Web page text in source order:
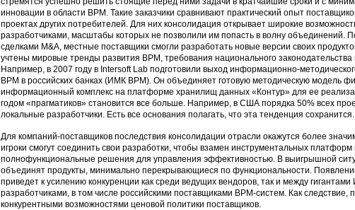
инновации в области ВРМ. Такие заказчики сравнивают практический опыт
проектах других потребителей. Для них консолидация открывает широкие
разработчиками, масштабы которых не позволили им попасть в волну объединений.
сделками M&A, местные поставщики смогли разработать новые версии своих
учтены мировые тренды развития ВРМ, требования национального
Например, в 2007 году в Intersoft Lab подготовили выход информационно-
ВРМ в российских банках (ИМК ВРМ). Он объединяет готовую методическую модель
информационный комплекс на платформе хранилищ данных «Контур» для ее
годом «прагматиков» становится все больше. Например, в США порядка 50% всех
локальные разработчики. Есть все основания полагать, что эта тенденция сохранится.
Для компаний-поставщиков последствия консолидации отрасли окажутся более
игроки смогут соединить свои разработки, чтобы взамен инструментальных платформ
полнофункциональные решения для управления эффективностью. В выигрышной
объединят продукты, минимально перекрывающиеся по функциональности.
приведет к усилению конкуренции как среди ведущих вендоров, так и между
разработчиками, в том числе российскими поставщиками ВРМ-систем. Как следствие,
конкурентными возможностями ценовой политики поставщиков.